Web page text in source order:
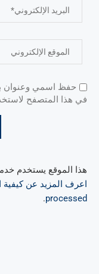
حفظ اسمي وعنوان
في هذا المتصفح
هذا الموقع يستخدم
اعرف المزيد عن كيفية
processed
.